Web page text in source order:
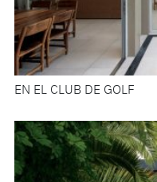
EN EL CLUB DE GOLF